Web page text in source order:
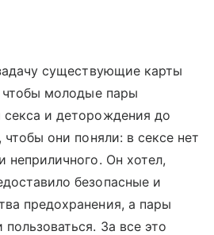
существующие карты
чтобы молодые пары
и деторождения до
они поняли: в сексе нет
неприличного. Он хотел,
безопасные и
предохранения, а пары
За все это